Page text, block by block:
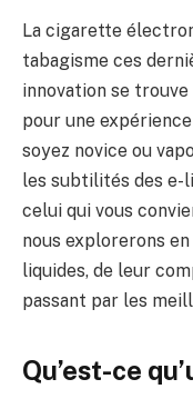
La cigarette
tabagisme ces
innovation se trouve
pour une
soyez novice ou
les subtilités des e-
celui qui vous
nous explorerons
liquides, de leur
passant par les
Qu’est-ce